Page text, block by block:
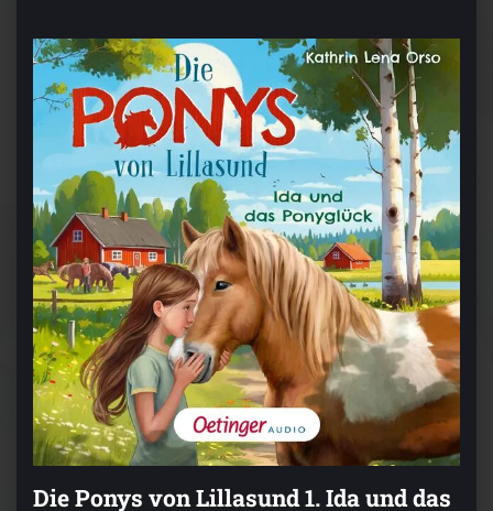
Die Ponys von Lillasund 1. Ida und das